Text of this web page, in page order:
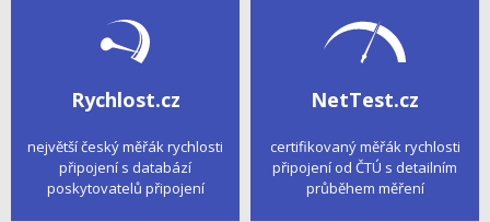
Rychlost.cz
největší český měřák rychlosti
připojení s databází
poskytovatelů připojení
NetTest.cz
certifikovaný měřák rychlosti
připojení od ČTÚ s detailním
průběhem měření